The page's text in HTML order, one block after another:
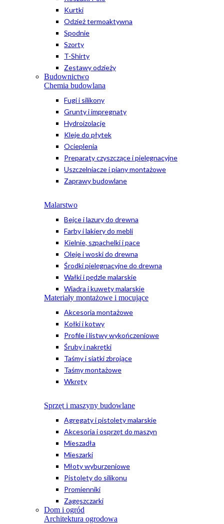
Kurtki
Odzież termoaktywna
Spodnie
Szorty
T-Shirty
Zestawy odzieży
Budownictwo
Chemia budowlana
Fugi i silikony
Grunty i impregnaty
Hydroizolacje
Kleje do płytek
Ocieplenia
Preparaty czyszczące i pielęgnacyjne
Uszczelniacze i piany montażowe
Zaprawy budowlane
Malarstwo
Bejce i lazury do drewna
Farby i lakiery do mebli
Kielnie, szpachelki i pace
Oleje i woski do drewna
Środki pielęgnacyjne do drewna
Wałki i pędzle malarskie
Wiadra i kuwety malarskie
Materiały montażowe i mocujące
Akcesoria montażowe
Kołki i kotwy
Profile i listwy wykończeniowe
Śruby i nakrętki
Taśmy i siatki zbrojące
Taśmy montażowe
Wkręty
Sprzęt i maszyny budowlane
Agregaty i pistolety malarskie
Akcesoria i osprzęt do maszyn
Mieszadła
Mieszarki
Młoty wyburzeniowe
Pistolety do silikonu
Promienniki
Zagęszczarki
Dom i ogród
Architektura ogrodowa